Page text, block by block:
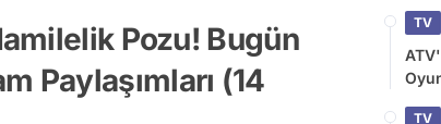
Pozu! Bugün
Paylaşımları (14
TV
TV